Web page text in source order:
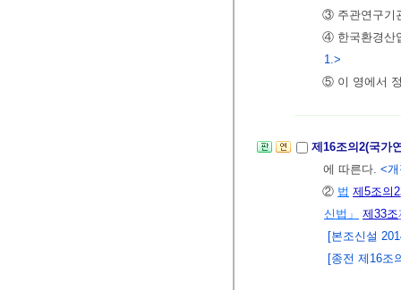
③ 주관연구기
④ 한국환경산
1.>
⑤ 이 영에서
제16조의2(국가
에 따른다. <
② 법 제5조의2
신법」
제33조
[본조신설
[종전 제16조